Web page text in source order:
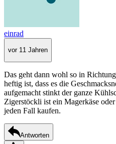
einrad
vor 11 Jahren
Das geht dann wohl so in
heftig ist, dass es die
aufgemacht stinkt der ganze
Zigerstöckli ist ein Magerkäse
jeden Fall kaufen.
Antworten